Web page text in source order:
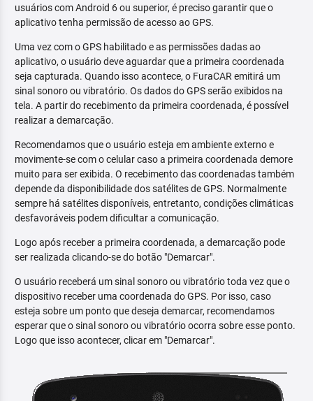
usuários com Android 6 ou superior, é preciso garantir que o
aplicativo tenha permissão de acesso ao GPS.
Uma vez com o GPS habilitado e as permissões dadas ao
aplicativo, o usuário deve aguardar que a primeira coordenada
seja capturada. Quando isso acontece, o FuraCAR emitirá um
sinal sonoro ou vibratório. Os dados do GPS serão exibidos na
tela. A partir do recebimento da primeira coordenada, é possível
realizar a demarcação.
Recomendamos que o usuário esteja em ambiente externo e
movimente-se com o celular caso a primeira coordenada demore
muito para ser exibida. O recebimento das coordenadas também
depende da disponibilidade dos satélites de GPS. Normalmente
sempre há satélites disponíveis, entretanto, condições climáticas
desfavoráveis podem dificultar a comunicação.
Logo após receber a primeira coordenada, a demarcação pode
ser realizada clicando-se do botão "Demarcar".
O usuário receberá um sinal sonoro ou vibratório toda vez que o
dispositivo receber uma coordenada do GPS. Por isso, caso
esteja sobre um ponto que deseja demarcar, recomendamos
esperar que o sinal sonoro ou vibratório ocorra sobre esse ponto.
Logo que isso acontecer, clicar em "Demarcar".